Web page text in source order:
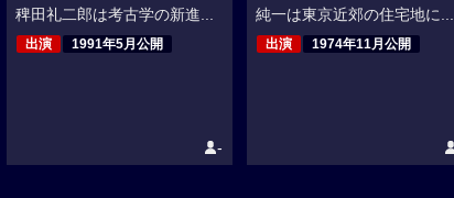
稗田礼二郎は考古学の新進...
出演 1991年5月公開
-
純一は東京近郊の住宅地に...
出演 1974年11月公開